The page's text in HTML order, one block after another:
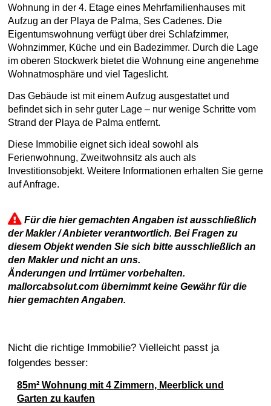
Wohnung in der 4. Etage eines Mehrfamilienhauses mit
Aufzug an der Playa de Palma, Ses Cadenes. Die
Eigentumswohnung verfügt über drei Schlafzimmer,
Wohnzimmer, Küche und ein Badezimmer. Durch die Lage
im oberen Stockwerk bietet die Wohnung eine angenehme
Wohnatmosphäre und viel Tageslicht.
Das Gebäude ist mit einem Aufzug ausgestattet und
befindet sich in sehr guter Lage – nur wenige Schritte vom
Strand der Playa de Palma entfernt.
Diese Immobilie eignet sich ideal sowohl als
Ferienwohnung, Zweitwohnsitz als auch als
Investitionsobjekt. Weitere Informationen erhalten Sie gerne
auf Anfrage.
Für die hier gemachten Angaben ist ausschließlich
der Makler / Anbieter verantwortlich. Bei Fragen zu
diesem Objekt wenden Sie sich bitte ausschließlich an
den Makler und nicht an uns.
Änderungen und Irrtümer vorbehalten.
mallorcabsolut.com übernimmt keine Gewähr für die
hier gemachten Angaben.
Nicht die richtige Immobilie? Vielleicht passt ja
folgendes besser:
85m² Wohnung mit 4 Zimmern, Meerblick und
Garten zu kaufen